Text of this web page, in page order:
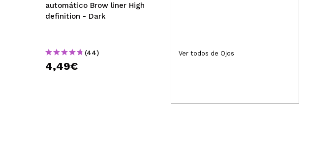
automático Brow liner High
definition - Dark
(44)
4,49€
(3)
Ver todos de Ojos